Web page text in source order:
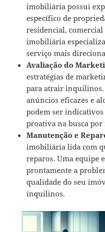
imobiliária possui
específico de
residencial, comercial
imobiliária
serviço mais
Avaliação do
estratégias de
para atrair inquilinos.
anúncios eficazes e
podem ser
proativa na busca
Manutenção e
imobiliária lida com
reparos. Uma equipe
prontamente a
qualidade do seu
inquilinos.